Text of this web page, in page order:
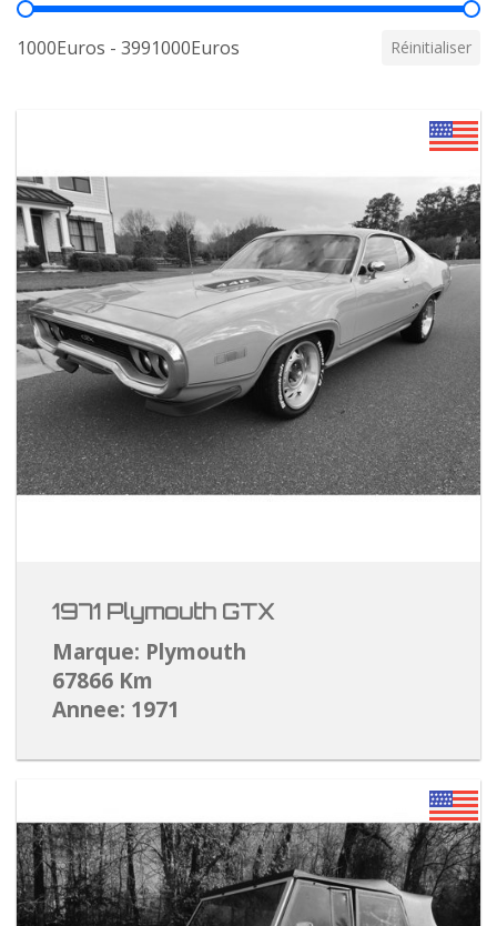
Prix
1000Euros - 3991000Euros Réinitialiser
1971 Plymouth GTX
Marque: Plymouth
67866 Km
Annee: 1971